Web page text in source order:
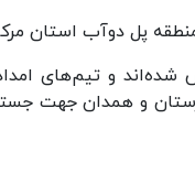
شده‌اند و تیم‌های
لرستان و همدان جهت